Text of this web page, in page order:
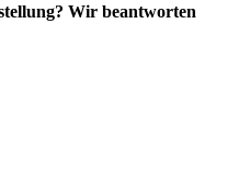
Wir beantworten